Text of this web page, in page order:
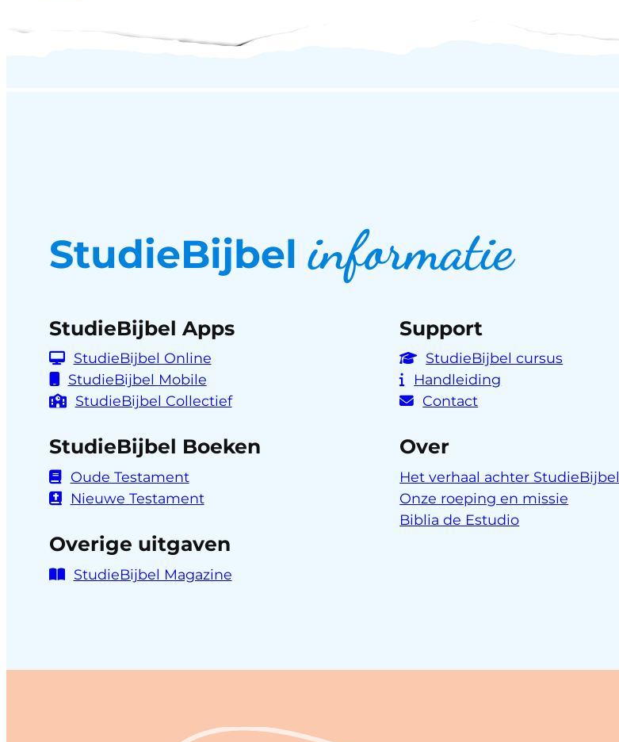
StudieBijbelinformatie
StudieBijbel Apps
StudieBijbel Online
StudieBijbel Mobile
StudieBijbel Collectief
StudieBijbel Boeken
Oude Testament
Nieuwe Testament
Overige uitgaven
StudieBijbel Magazine
Support
StudieBijbel cursus
Handleiding
Contact
Over
Het verhaal achter StudieBijbel
Onze roeping en missie
Biblia de Estudio